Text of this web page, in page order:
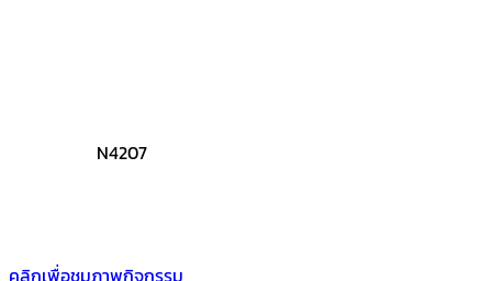
N4207
คลิกเพื่อชมภาพกิจกรรม